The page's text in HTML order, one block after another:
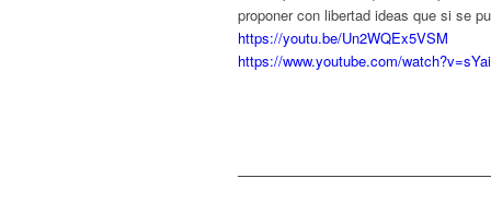
proponer con libertad ideas que si se
https://youtu.be/Un2WQEx5VSM
https://www.youtube.com/